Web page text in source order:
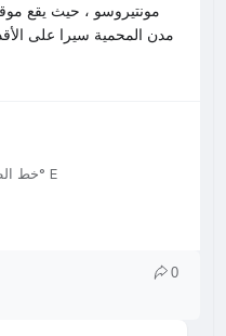
مونتيروسو ، حيث يقع
مدن المحمية سيرا على
خط الطول: 9.7167° E
0